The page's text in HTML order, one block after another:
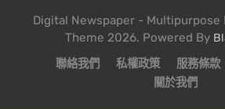
Digital Newspaper - Multipurpose
Theme 2026. Powered By
聯絡我們 私權政策 服務條款
關於我們